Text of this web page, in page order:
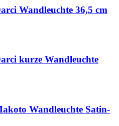
Wandleuchte 36,5 cm
kurze Wandleuchte
Wandleuchte Satin-